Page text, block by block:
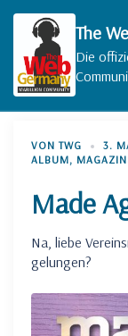
Zum
Inhalt
springen
The
Die
VONTWG
3.
ALBUM,
Made
Na, liebe
gelungen?